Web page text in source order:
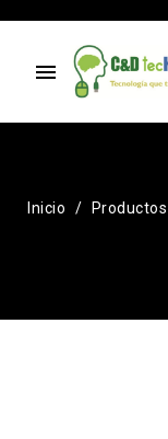
menu
Inicio Productos